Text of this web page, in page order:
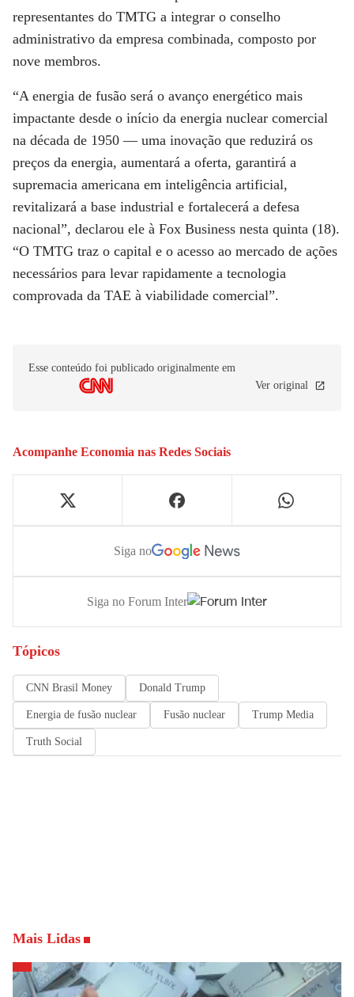
representantes do TMTG a integrar o conselho
administrativo da empresa combinada, composto por
nove membros.
“A energia de fusão será o avanço energético mais
impactante desde o início da energia nuclear comercial
na década de 1950 — uma inovação que reduzirá os
preços da energia, aumentará a oferta, garantirá a
supremacia americana em inteligência artificial,
revitalizará a base industrial e fortalecerá a defesa
nacional”, declarou ele à Fox Business nesta quinta (18).
“O TMTG traz o capital e o acesso ao mercado de ações
necessários para levar rapidamente a tecnologia
comprovada da TAE à viabilidade comercial”.
Esse conteúdo foi publicado originalmente em
Ver original
Acompanhe Economia nas Redes Sociais
Siga no
Siga no Forum Inter
Tópicos
CNN Brasil Money Donald Trump
Energia de fusão nuclear Fusão nuclear Trump Media
Truth Social
Mais Lidas